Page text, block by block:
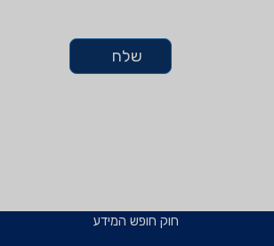
שלח
חוק חופש המידע